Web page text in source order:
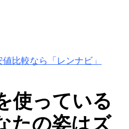
比較なら「レンナビ」
使っている
たの姿はズ